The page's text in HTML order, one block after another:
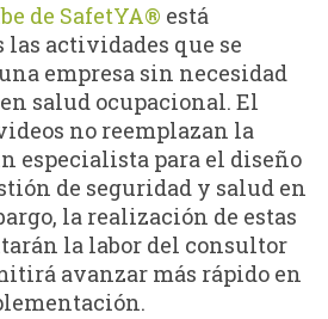
de SafetYA® está
las actividades que se
empresa sin necesidad
salud ocupacional. El
no reemplazan la
especialista para el diseño
de seguridad y salud en
la realización de estas
la labor del consultor
avanzar más rápido en